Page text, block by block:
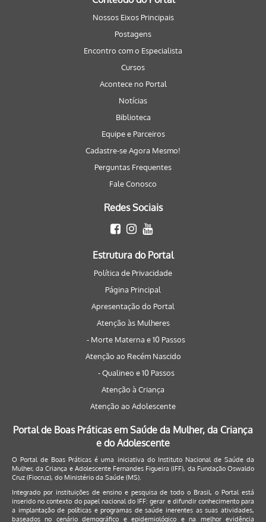
Nossos Eixos Principais
Postagens
Encontro com o Especialista
Cursos
Acontece no Portal
Notícias
Biblioteca
Equipe e Parceiros
Cadastre-se Agora Mesmo!
Perguntas Frequentes
Fale Conosco
Redes Sociais
Estrutura do Portal
Política de Privacidade
Página Principal
Apresentação do Portal
Atenção às Mulheres
- Morte Materna e 10 Passos
Atenção ao Recém Nascido
- Qualineo e 10 Passos
Atenção à Criança
Atenção ao Adolescente
Portal de Boas Práticas em Saúde da Mulher, da Criança
e do Adolescente
O Portal de Boas Práticas é uma iniciativa do Instituto Nacional de Saúde da
Mulher, da Criança e Adolescente Fernandes Figueira (IFF), da Fundação Oswaldo
Cruz (Fiocruz), do Ministério da Saúde (MS).
Integrado por instituições de ensino e pesquisa de todo o Brasil, o Portal está
inserido no contexto do papel nacional do IFF: gerar e difundir conhecimento para
a implantação de políticas e programas de saúde inerentes as suas atividades,
baseados no cenário demográfico e epidemiológico e na melhor evidência